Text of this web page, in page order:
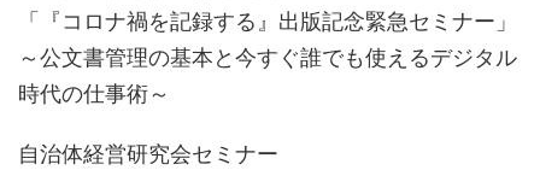
「『コロナ禍を記録する』出版記念緊急セミナー」
～公文書管理の基本と今すぐ誰でも使えるデジタル
時代の仕事術～
自治体経営研究会セミナー